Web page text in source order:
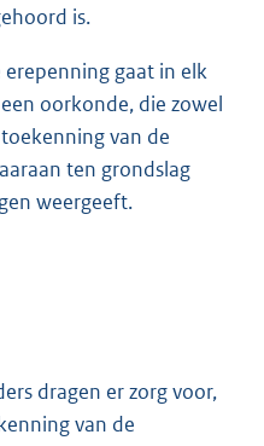
is.
gaat in elk
oorkonde, die zowel
van de
ten grondslag
weergeeft.
dragen er zorg voor,
van de